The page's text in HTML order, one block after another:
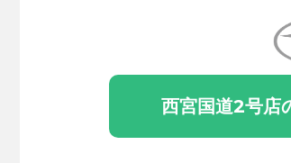
西宮国道2号店